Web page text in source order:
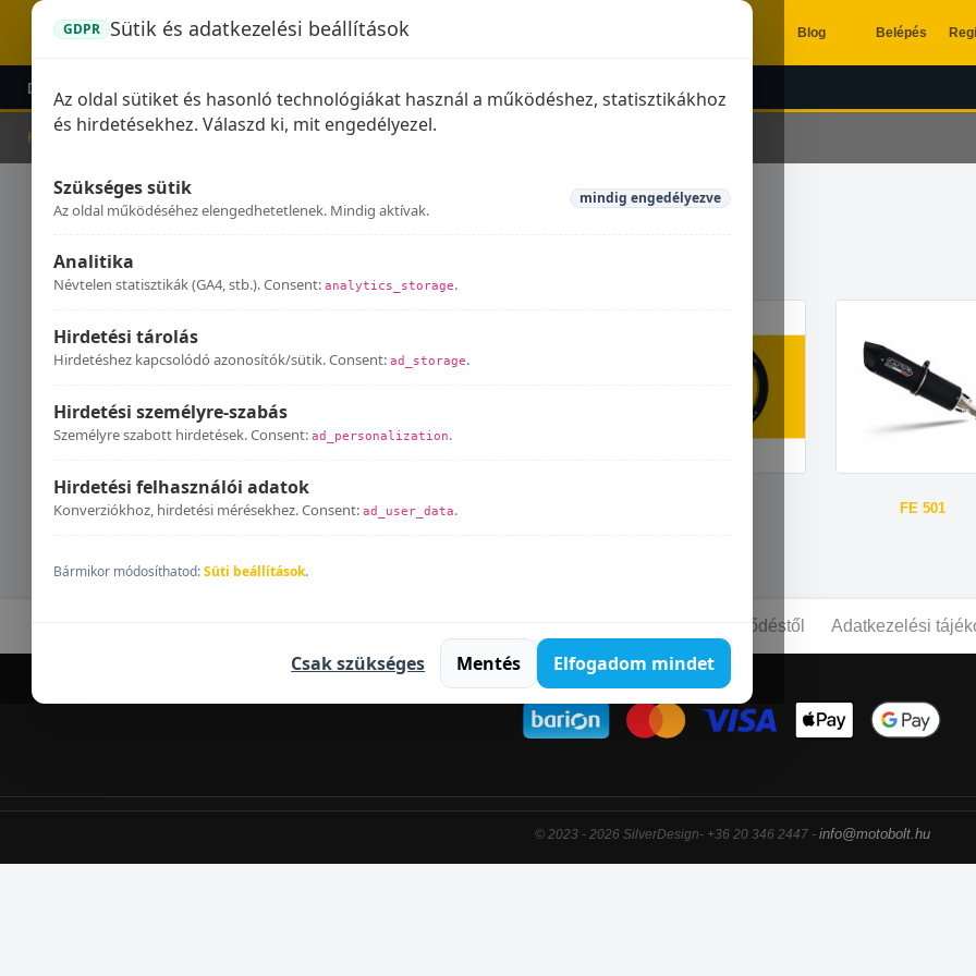
GDPR Sütik és adatkezelési beállítások
Az oldal sütiket és hasonló technológiákat használ a működéshez, statisztikákhoz
és hirdetésekhez. Válaszd ki, mit engedélyezel.
Szükséges sütik
Az oldal működéséhez elengedhetetlenek. Mindig aktívak.
mindig engedélyezve
Analitika
Névtelen statisztikák (GA4, stb.). Consent: analytics_storage.
Hirdetési tárolás
Hirdetéshez kapcsolódó azonosítók/sütik. Consent: ad_storage.
Hirdetési személyre-szabás
Személyre szabott hirdetések. Consent: ad_personalization.
Hirdetési felhasználói adatok
Konverziókhoz, hirdetési mérésekhez. Consent: ad_user_data.
Bármikor módosíthatod:Süti beállítások.
Csak szükséges Mentés Elfogadom mindet
Blog Belépés
DOMINATOR KIPUFOGÓK GPR KIPUFOGÓK KIEGÉSZÍTŐK KIPUFOGÓK
Kezdőlap
Husaberg
FE 501
Elállás a szerződéstől Adatkezelési
© 2023 - 2026 SilverDesign- +36 20 346 2447 - info@motobolt.hu